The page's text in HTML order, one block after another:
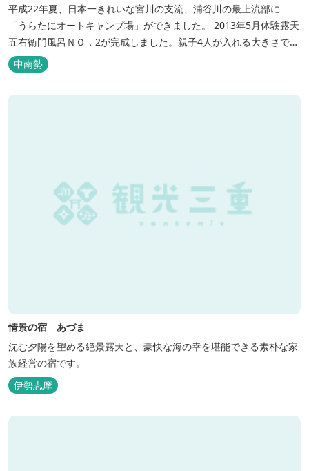
平成22年夏、日本一きれいな宮川の支流、浦谷川の最上流部に
「うらたにオートキャンプ場」ができました。 2013年5月体験露天
五右衛門風呂ＮＯ．2が完成しました。親子4人が入れる大きさで
す。中には腰掛けもあり、ゆっくり、星やホタルを見る事ができま
す。ひのきの香り漂う特製五右衛門風呂を自分で沸かし、入浴しま
せんか？ 同時にデッキ付ひのき小屋も完成しました。是非ご利用く
中南勢
情景の宿 あづま
沈む夕陽を望める絶景露天と、豪快な海の幸を堪能できる素朴な家
族経営の宿です。
伊勢志摩